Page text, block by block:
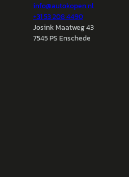
info@autokopen.nl
+31 53 208 4490
Josink Maatweg 43
7545 PS Enschede